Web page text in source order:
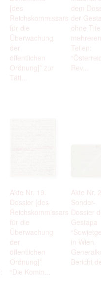
[des
Reichskommissars
für die
Überwachung
der
öffentlichen
Ordnung]* zur
Täti...
dem
der
ohne
mehreren
Teilen:
Rev...
Akte Nr. 19.
Dossier [des
Reichskommissars
für die
Überwachung
der
öffentlichen
Ordnung]*
“Die Komin...
Akte Nr.
Sonder-
Dossier
Gestapa
in Wien.
Bericht